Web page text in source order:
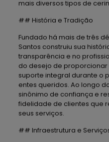
mais diversos tipos de
## História e Tradição
Fundado há mais de três
Santos construiu sua
transparência e no
do desejo de
suporte integral durante o
entes queridos. Ao longo
sinônimo de confiança e
fidelidade de clientes que
seus serviços.
## Infraestrutura e